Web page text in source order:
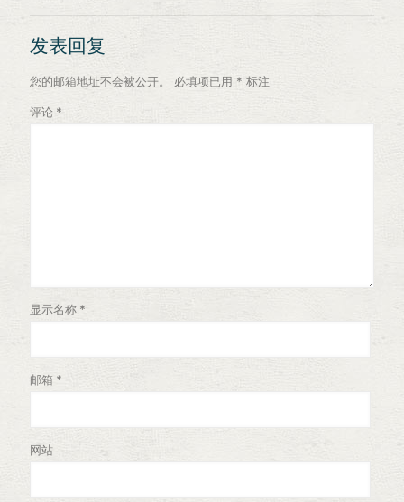
发表回复
您的邮箱地址不会被公开。 必填项已用 * 标注
评论 *
显示名称 *
邮箱 *
网站